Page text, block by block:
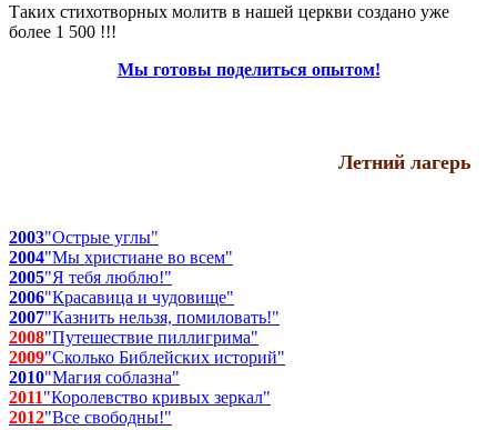
Таких стихотворных молитв в нашей церкви создано уже
более 1 500 !!!
Мы готовы поделиться опытом!
Летний лагерь
2003"Острые углы"
2004"Мы христиане во всем"
2005"Я тебя люблю!"
2006"Красавица и чудовище"
2007"Казнить нельзя, помиловать!"
2008"Путешествие пиллигрима"
2009"Сколько Библейских историй"
2010"Магия соблазна"
2011"Королевство кривых зеркал"
2012"Все свободны!"